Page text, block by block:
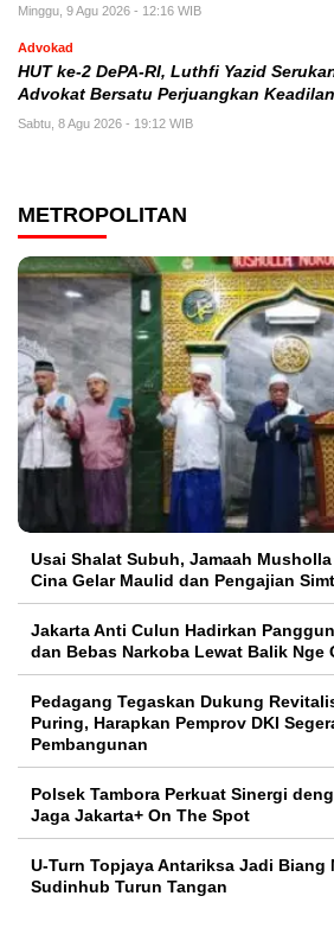
Minggu, 9 Agu 2026 - 12:16 WIB
Advokad
HUT ke-2 DePA-RI, Luthfi Yazid
Advokat Bersatu Perjuangkan Keadilan
Sabtu, 8 Agu 2026 - 19:12 WIB
METROPOLITAN
Usai Shalat Subuh, Jamaah
Cina Gelar Maulid dan Pengajian
Jakarta Anti Culun Hadirkan
dan Bebas Narkoba Lewat Balik Nge
Pedagang Tegaskan Dukung
Puring, Harapkan Pemprov DKI
Pembangunan
Polsek Tambora Perkuat Sinergi
Jaga Jakarta+ On The Spot
U-Turn Topjaya Antariksa Jadi Biang
Sudinhub Turun Tangan